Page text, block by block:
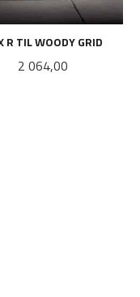
R TIL WOODY GRID
Pris
2 064,00